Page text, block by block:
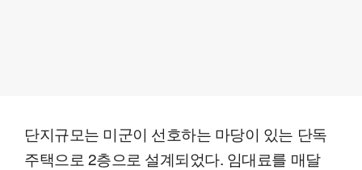
단지규모는 미군이 선호하는 마당이 있는 단독
주택으로 2층으로 설계되었다. 임대료를 매달